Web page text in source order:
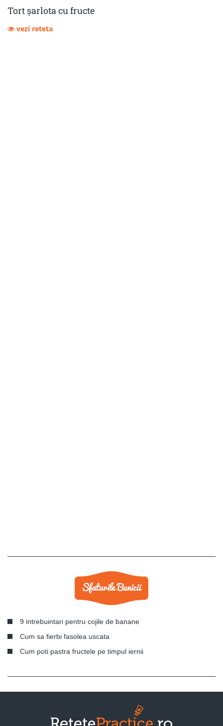
Tort șarlota cu fructe
vezi reteta
9 intrebuintari pentru cojile de banane
Cum sa fierbi fasolea uscata
Cum poti pastra fructele pe timpul iernii